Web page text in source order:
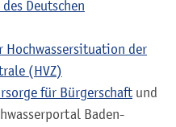
Deutschen
der
(HVZ)
für Bürgerschaft und
Baden-